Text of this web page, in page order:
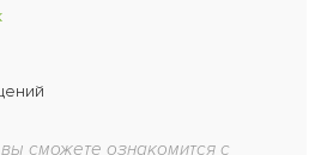
сможете ознакомится с